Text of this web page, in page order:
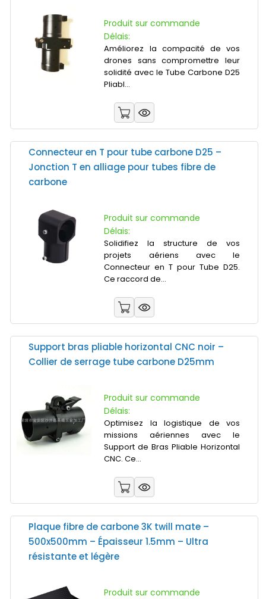
Produit sur commande
Délais:
Améliorez la compacité de vos
drones sans compromettre leur
solidité avec le Tube Carbone D25
Pliabl...
Connecteur en T pour tube carbone D25 –
Jonction T en alliage pour tubes fibre de
carbone
Produit sur commande
Délais:
Solidifiez la structure de vos
projets aériens avec le
Connecteur en T pour Tube D25.
Ce raccord de...
Support bras pliable horizontal CNC noir –
Collier de serrage tube carbone D25mm
Produit sur commande
Délais:
Optimisez la logistique de vos
missions aériennes avec le
Support de Bras Pliable Horizontal
CNC. Ce...
Plaque fibre de carbone 3K twill mate –
500x500mm – Épaisseur 1.5mm – Ultra
résistante et légère
Produit sur commande